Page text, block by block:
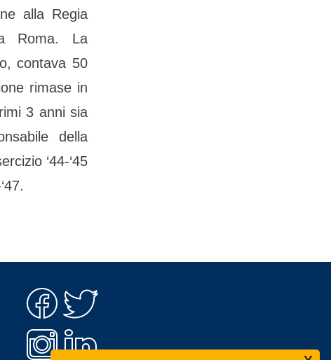
alla Regia
Roma. La
contava 50
rimase in
3 anni sia
della
‘44-‘45